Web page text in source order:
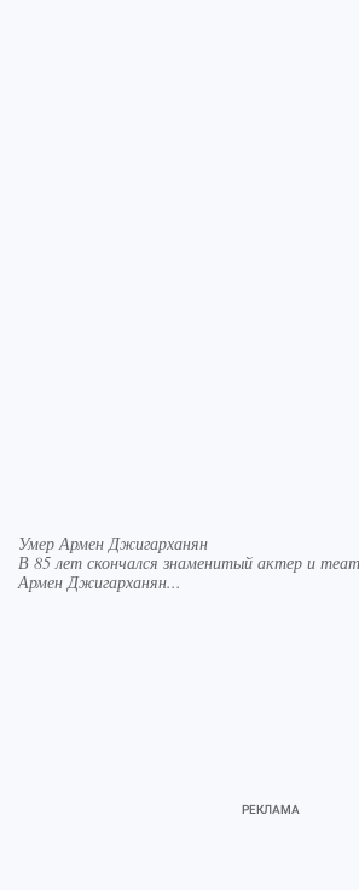
Умер Армен Джигарханян
В 85 лет скончался знаменитый актер и
Армен Джигарханян...